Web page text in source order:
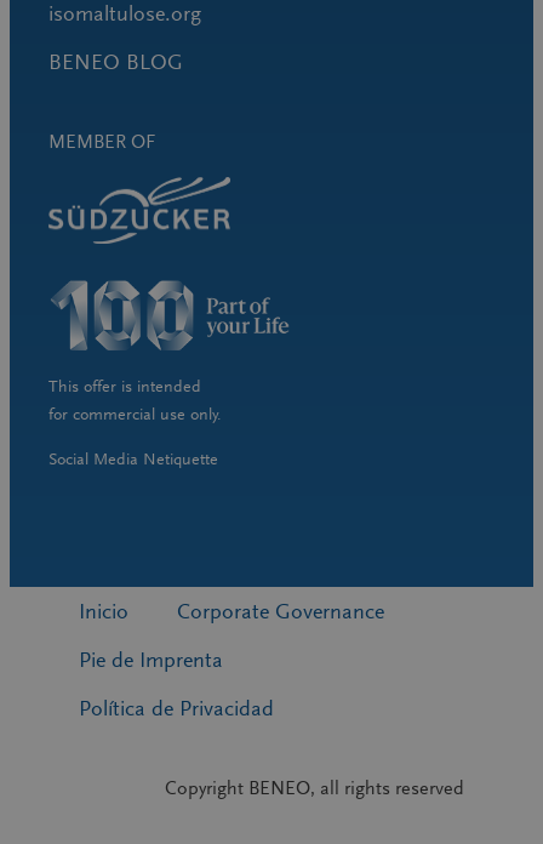
isomaltulose.org
BENEO BLOG
MEMBER OF
This offer is intended
for commercial use only.
Social Media Netiquette
Inicio
Corporate Governance
Pie de Imprenta
Política de Privacidad
Copyright BENEO, all rights reserved